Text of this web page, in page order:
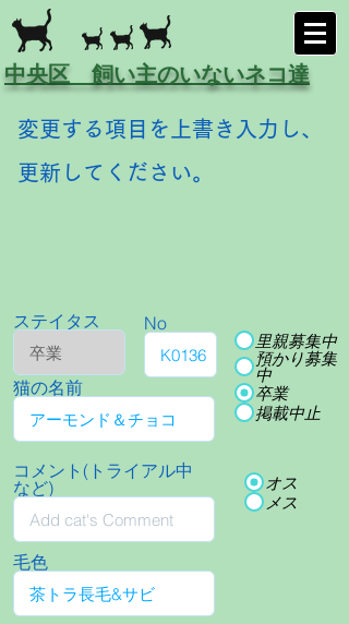
中央区 飼い主のいないネコ達
変更する項目を上書き入力し、
更新してください。
ステイタス No
猫の名前
里親募集中
預かり募集
中
卒業
掲載中止
コメント(トライアル中
など)
オス
メス
毛色